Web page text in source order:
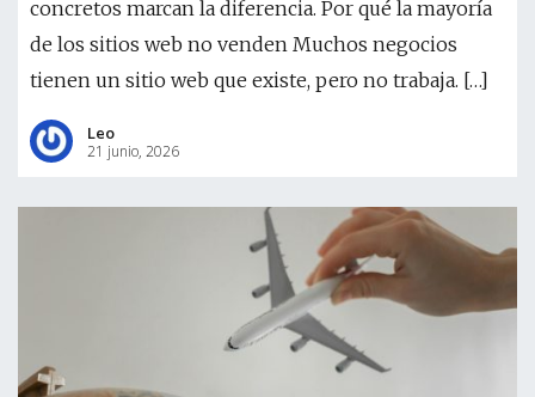
concretos marcan la diferencia. Por qué la mayoría
de los sitios web no venden Muchos negocios
tienen un sitio web que existe, pero no trabaja. […]
Leo
21 junio, 2026